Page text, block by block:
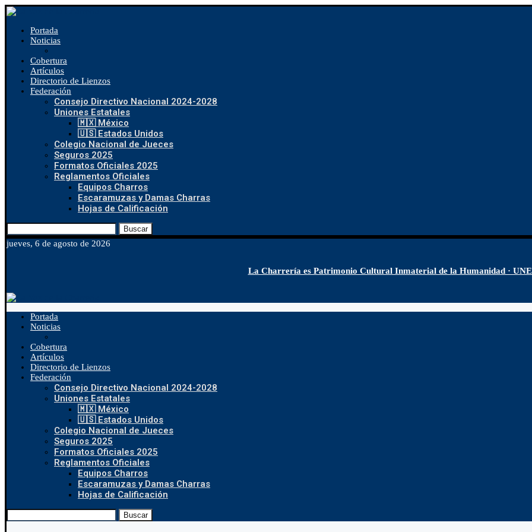
Portada
Noticias
Cobertura
Artículos
Directorio de Lienzos
Federación
Consejo Directivo Nacional 2024-2028
Uniones Estatales
🇲🇽 México
🇺🇸 Estados Unidos
Colegio Nacional de Jueces
Seguros 2025
Formatos Oficiales 2025
Reglamentos Oficiales
Equipos Charros
Escaramuzas y Damas Charras
Hojas de Calificación
Buscar
jueves, 6 de agosto de 2026
La Charrería es Patrimonio Cultural Inmaterial de la Humanidad ·
Portada
Noticias
Cobertura
Artículos
Directorio de Lienzos
Federación
Consejo Directivo Nacional 2024-2028
Uniones Estatales
🇲🇽 México
🇺🇸 Estados Unidos
Colegio Nacional de Jueces
Seguros 2025
Formatos Oficiales 2025
Reglamentos Oficiales
Equipos Charros
Escaramuzas y Damas Charras
Hojas de Calificación
Buscar